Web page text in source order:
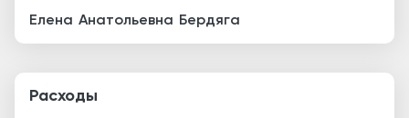
Елена Анатольевна Бердяга
Расходы